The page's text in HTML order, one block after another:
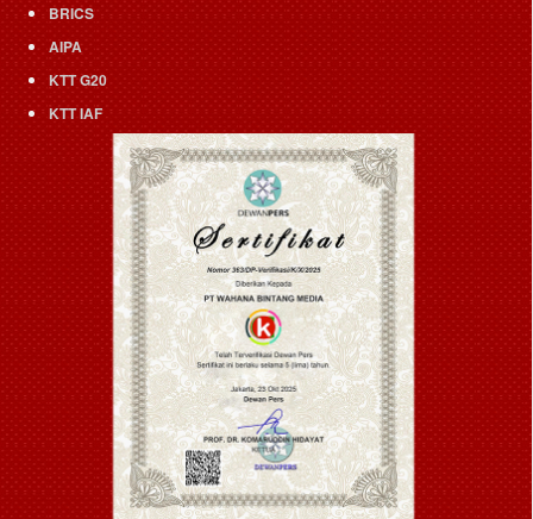
BRICS
AIPA
KTT G20
KTT IAF